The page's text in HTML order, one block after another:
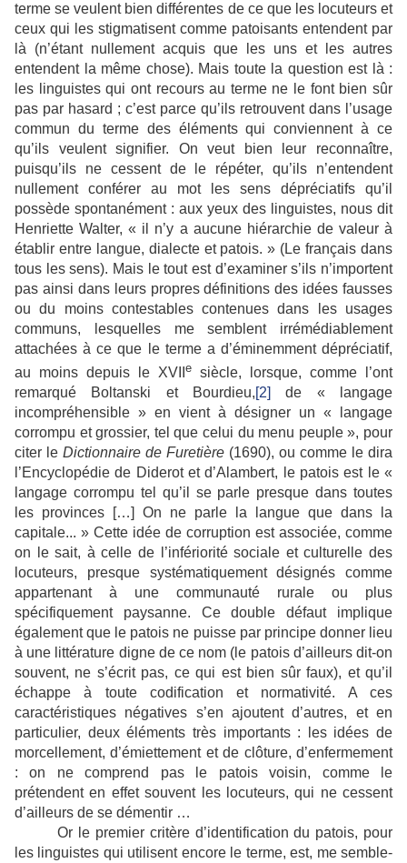
terme se veulent bien différentes de ce que les locuteurs et
ceux qui les stigmatisent comme patoisants entendent par
là (n’étant nullement acquis que les uns et les autres
entendent la même chose). Mais toute la question est là :
les linguistes qui ont recours au terme ne le font bien sûr
pas par hasard ; c’est parce qu’ils retrouvent dans l’usage
commun du terme des éléments qui conviennent à ce
qu’ils veulent signifier. On veut bien leur reconnaître,
puisqu’ils ne cessent de le répéter, qu’ils n’entendent
nullement conférer au mot les sens dépréciatifs qu’il
possède spontanément : aux yeux des linguistes, nous dit
Henriette Walter, « il n’y a aucune hiérarchie de valeur à
établir entre langue, dialecte et patois. » (Le français dans
tous les sens). Mais le tout est d’examiner s’ils n’importent
pas ainsi dans leurs propres définitions des idées fausses
ou du moins contestables contenues dans les usages
communs, lesquelles me semblent irrémédiablement
attachées à ce que le terme a d’éminemment dépréciatif,
au moins depuis le XVII e siècle, lorsque, comme l’ont
remarqué Boltanski et Bourdieu,[2]
de « langage
incompréhensible » en vient à désigner un « langage
corrompu et grossier, tel que celui du menu peuple », pour
citer le Dictionnaire de Furetière (1690), ou comme le dira
l’Encyclopédie de Diderot et d’Alambert, le patois est le «
langage corrompu tel qu’il se parle presque dans toutes
les provinces […] On ne parle la langue que dans la
capitale... » Cette idée de corruption est associée, comme
on le sait, à celle de l’infériorité sociale et culturelle des
locuteurs, presque systématiquement désignés comme
appartenant à une communauté rurale ou plus
spécifiquement paysanne. Ce double défaut implique
également que le patois ne puisse par principe donner lieu
à une littérature digne de ce nom (le patois d’ailleurs dit-on
souvent, ne s’écrit pas, ce qui est bien sûr faux), et qu’il
échappe à toute codification et normativité. A ces
caractéristiques négatives s’en ajoutent d’autres, et en
particulier, deux éléments très importants : les idées de
morcellement, d’émiettement et de clôture, d’enfermement
: on ne comprend pas le patois voisin, comme le
prétendent en effet souvent les locuteurs, qui ne cessent
d’ailleurs de se démentir …
Or le premier critère d’identification du patois, pour
les linguistes qui utilisent encore le terme, est, me semble-